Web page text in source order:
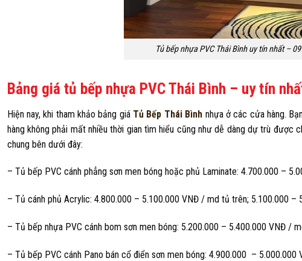
Tủ bếp nhựa PVC Thái Bình uy tín nhất –
Bảng giá tủ bếp nhựa PVC Thái Bình – uy tín
Hiện nay, khi tham khảo bảng giá Tủ Bếp Thái Bình nhựa ở các cửa hàng.
hàng không phải mất nhiều thời gian tìm hiểu cũng như dễ dàng dự trù được
chung bên dưới đây:
– Tủ bếp PVC cánh phẳng sơn men bóng hoặc phủ Laminate: 4.700.000 –
– Tủ cánh phủ Acrylic: 4.800.000 – 5.100.000 VNĐ / md tủ trên; 5.100.000 –
– Tủ bếp nhựa PVC cánh bom sơn men bóng: 5.200.000 – 5.400.000 VNĐ /
– Tủ bếp PVC cánh Pano bán cổ điển sơn men bóng: 4.900.000 –